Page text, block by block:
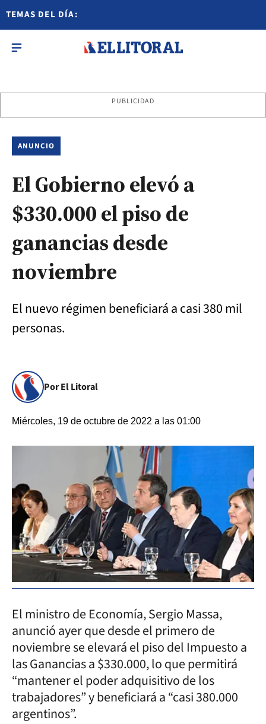
TEMAS DEL DÍA:
PUBLICIDAD
ANUNCIO
El Gobierno elevó a
$330.000 el piso de
ganancias desde
noviembre
El nuevo régimen beneficiará a casi 380 mil
personas.
Por El Litoral
Miércoles, 19 de octubre de 2022 a las 01:00
El ministro de Economía, Sergio Massa,
anunció ayer que desde el primero de
noviembre se elevará el piso del Impuesto a
las Ganancias a $330.000, lo que permitirá
“mantener el poder adquisitivo de los
trabajadores” y beneficiará a “casi 380.000
argentinos”.